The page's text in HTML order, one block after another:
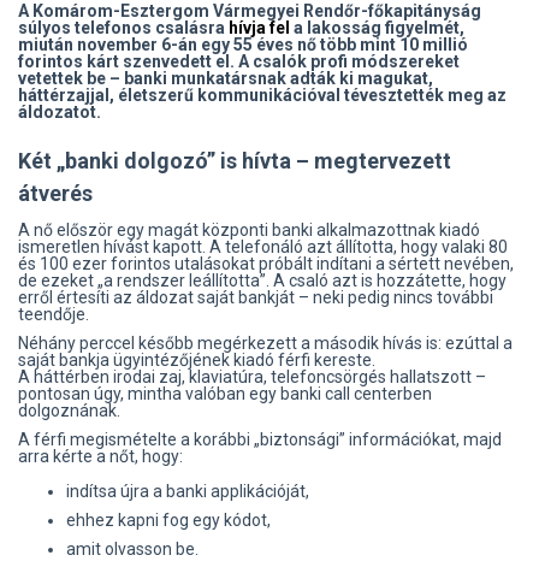
A Komárom-Esztergom Vármegyei Rendőr-főkapitányság
súlyos telefonos csalásra hívja fel a lakosság figyelmét,
miután november 6-án egy 55 éves nő több mint 10 millió
forintos kárt szenvedett el. A csalók profi módszereket
vetettek be – banki munkatársnak adták ki magukat,
háttérzajjal, életszerű kommunikációval tévesztették meg az
áldozatot.
Két „banki dolgozó” is hívta – megtervezett
átverés
A nő először egy magát központi banki alkalmazottnak kiadó
ismeretlen hívást kapott. A telefonáló azt állította, hogy valaki 80
és 100 ezer forintos utalásokat próbált indítani a sértett nevében,
de ezeket „a rendszer leállította”. A csaló azt is hozzátette, hogy
erről értesíti az áldozat saját bankját – neki pedig nincs további
teendője.
Néhány perccel később megérkezett a második hívás is: ezúttal a
saját bankja ügyintézőjének kiadó férfi kereste.
A háttérben irodai zaj, klaviatúra, telefoncsörgés hallatszott –
pontosan úgy, mintha valóban egy banki call centerben
dolgoznának.
A férfi megismételte a korábbi „biztonsági” információkat, majd
arra kérte a nőt, hogy:
indítsa újra a banki applikációját,
ehhez kapni fog egy kódot,
amit olvasson be.